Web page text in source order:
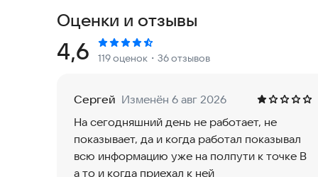
- Информация о спросе в реальном времени –
местоположении.
- Текущие заказы – просматривайте
качество обслуживания водителей и
Присоединяйтесь к многочисленным
Выберите современный подход к управлению
Оценки и отзывы
Рейтинг:
4,6 119 оценок ・36 отзывов
Сергей Изменён 6 авг 2026
На сегодняшний день не работает, не
показывает, да и когда работал показывал
всю информацию уже на полпути к точке В
а то и когда приехал к ней